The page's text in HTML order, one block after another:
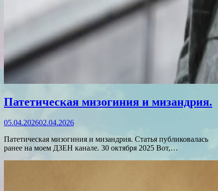
Патетическая мизогиния и мизандрия.
05.04.202602.04.2026
Патетическая мизогиния и мизандрия. Статья публиковалась
ранее на моем ДЗЕН канале. 30 октября 2025 Вот,…